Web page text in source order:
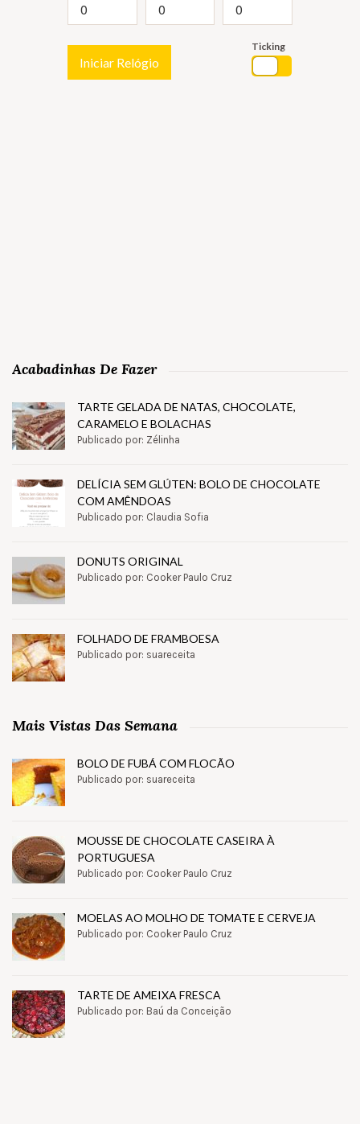
Iniciar Relógio
Ticking
Acabadinhas De Fazer
TARTE GELADA DE NATAS, CHOCOLATE,
CARAMELO E BOLACHAS
Publicado por: Zélinha
DELÍCIA SEM GLÚTEN: BOLO DE CHOCOLATE
COM AMÊNDOAS
Publicado por: Claudia Sofia
DONUTS ORIGINAL
Publicado por: Cooker Paulo Cruz
FOLHADO DE FRAMBOESA
Publicado por: suareceita
Mais Vistas Das Semana
BOLO DE FUBÁ COM FLOCÃO
Publicado por: suareceita
MOUSSE DE CHOCOLATE CASEIRA À
PORTUGUESA
Publicado por: Cooker Paulo Cruz
MOELAS AO MOLHO DE TOMATE E CERVEJA
Publicado por: Cooker Paulo Cruz
TARTE DE AMEIXA FRESCA
Publicado por: Baú da Conceição